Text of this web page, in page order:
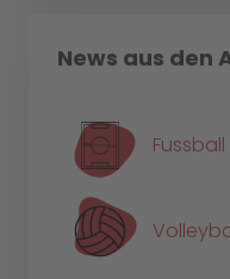
News aus den
Fussball